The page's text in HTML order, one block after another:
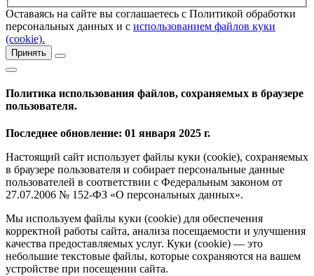
Оставаясь на сайте вы соглашаетесь с Политикой обработки
персональных данных и с использованием файлов куки
(cookie).
Принять
Политика использования файлов, сохраняемых в браузере
пользователя.
Последнее обновление: 01 января 2025 г.
Настоящий сайт использует файлы куки (cookie), сохраняемых
в браузере пользователя и собирает персональные данные
пользователей в соответствии с Федеральным законом от
27.07.2006 № 152-ФЗ «О персональных данных».
Мы используем файлы куки (cookie) для обеспечения
корректной работы сайта, анализа посещаемости и улучшения
качества предоставляемых услуг. Куки (cookie) — это
небольшие текстовые файлы, которые сохраняются на вашем
устройстве при посещении сайта.